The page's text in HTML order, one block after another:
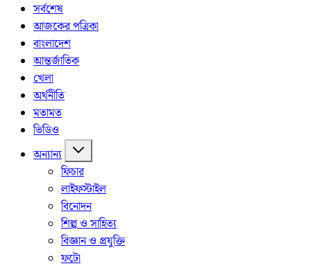
সর্বশেষ
আজকের পত্রিকা
বাংলাদেশ
আন্তর্জাতিক
খেলা
অর্থনীতি
মতামত
ভিডিও
অন্যান্য
ফিচার
লাইফস্টাইল
বিনোদন
শিল্প ও সাহিত্য
বিজ্ঞান ও প্রযুক্তি
ফটো